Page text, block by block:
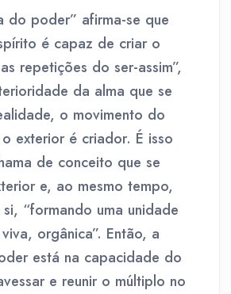
do poder” afirma-se que
é capaz de criar o
repetições do ser-assim”,
da alma que se
o movimento do
exterior é criador. É isso
de conceito que se
e, ao mesmo tempo,
“formando uma unidade
orgânica”. Então, a
está na capacidade do
e reunir o múltiplo no